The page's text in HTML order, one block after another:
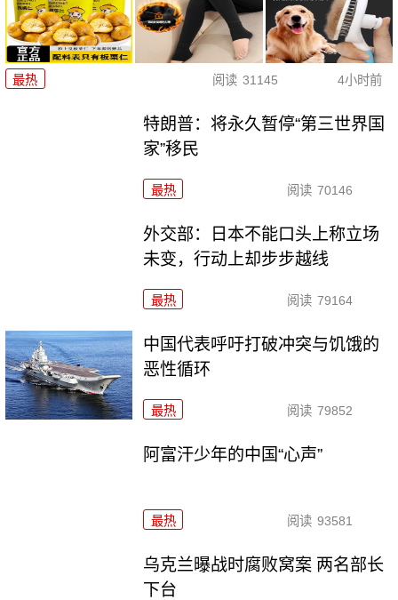
最热 阅读 31145 4小时前
特朗普：将永久暂停“第三世界国
家”移民
最热 阅读 70146
外交部：日本不能口头上称立场
未变，行动上却步步越线
最热 阅读 79164
中国代表呼吁打破冲突与饥饿的
恶性循环
最热 阅读 79852
阿富汗少年的中国“心声”
最热 阅读 93581
乌克兰曝战时腐败窝案 两名部长
下台